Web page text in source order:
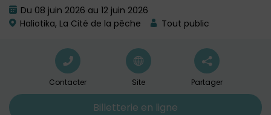
Du 08 juin 2026 au 12 juin 2026
Haliotika, La Cité de la pêche
Tout public
Contacter Site Partager
Billetterie en ligne